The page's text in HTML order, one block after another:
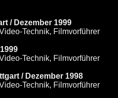
/ Dezember 1999
Technik, Filmvorführer
Technik, Filmvorführer
/ Dezember 1998
Technik, Filmvorführer